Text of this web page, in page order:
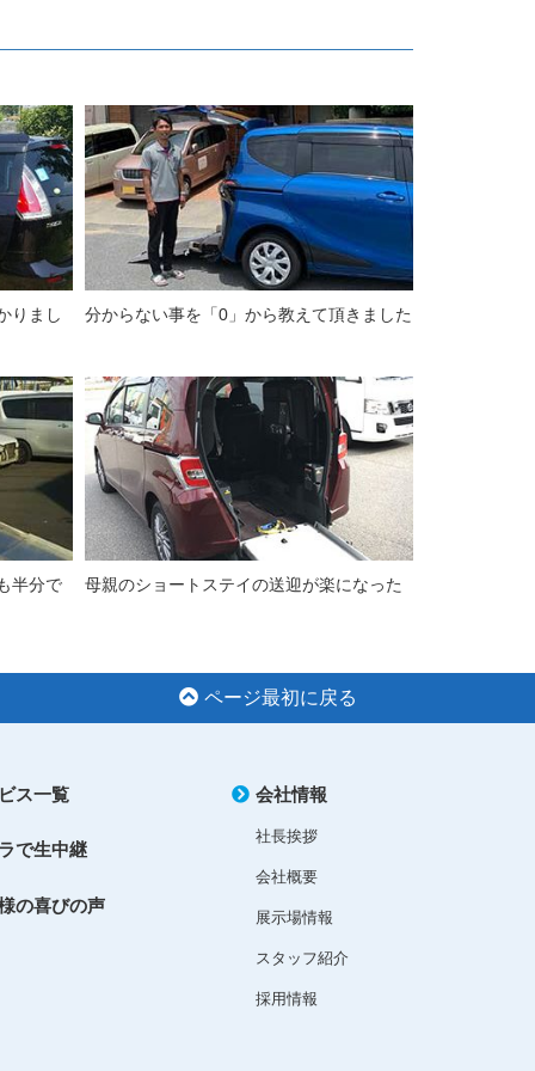
りまし 分からない事を「0」から教えて頂きました
半分で 母親のショートステイの送迎が楽になった
ページ最初に戻る
ス一覧
で生中継
の喜びの声
会社情報
社長挨拶
会社概要
展示場情報
スタッフ紹介
採用情報